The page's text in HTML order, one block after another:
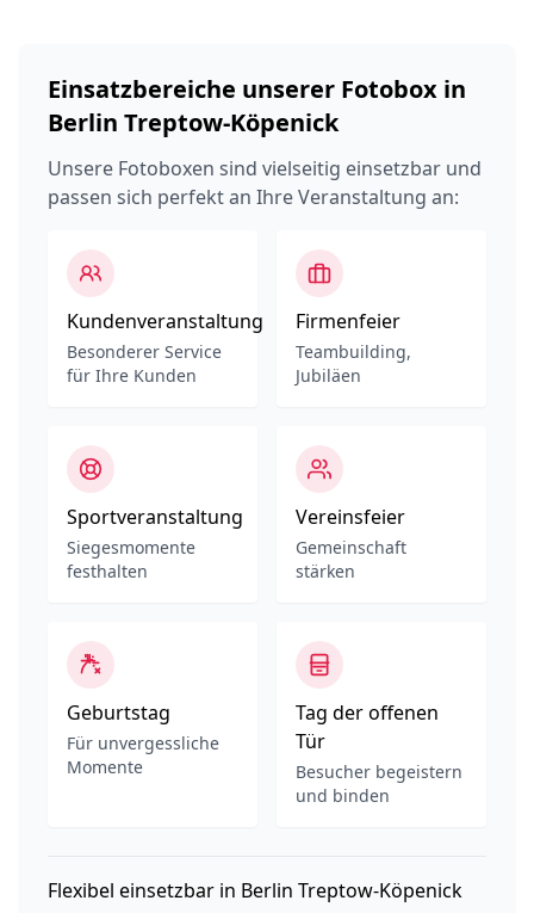
Einsatzbereiche unserer Fotobox in
Berlin Treptow-Köpenick
Unsere Fotoboxen sind vielseitig einsetzbar und
passen sich perfekt an Ihre Veranstaltung an:
Kundenveranstaltung
Besonderer Service
für Ihre Kunden
Firmenfeier
Teambuilding,
Jubiläen
Sportveranstaltung
Siegesmomente
festhalten
Vereinsfeier
Gemeinschaft
stärken
Geburtstag
Für unvergessliche
Momente
Tag der offenen
Tür
Besucher begeistern
und binden
Flexibel einsetzbar in Berlin Treptow-Köpenick